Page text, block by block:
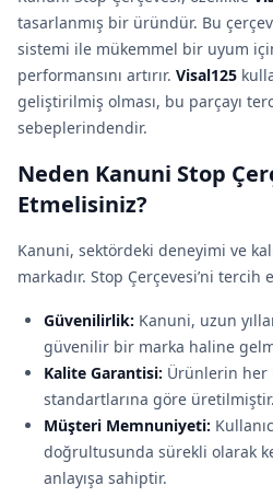
tasarlanmış bir üründür. Bu
sistemi ile mükemmel bir uyum
performansını artırır. Visal125
geliştirilmiş olması, bu parçayı
sebeplerindendir.
Neden Kanuni Stop
Etmelisiniz?
Kanuni, sektördeki deneyimi ve
markadır. Stop Çerçevesi’ni
Güvenilirlik: Kanuni, uzun
güvenilir bir marka haline
Kalite Garantisi: Ürünlerin her
standartlarına göre üretilmiştir.
Müşteri Memnuniyeti:
doğrultusunda sürekli olarak
anlayışa sahiptir.